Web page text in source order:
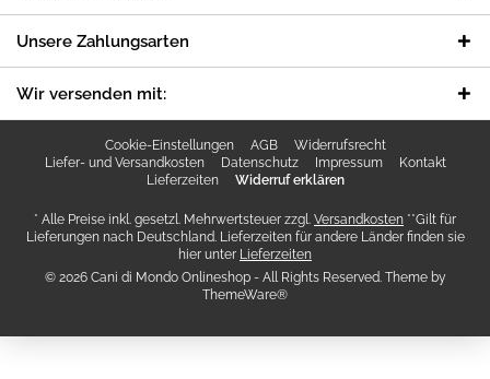
Unsere Zahlungsarten
Wir versenden mit:
Cookie-Einstellungen AGB
Widerrufsrecht
Liefer- und Versandkosten
Datenschutz Impressum
Kontakt
Lieferzeiten
Widerruf erklären
* Alle Preise inkl. gesetzl. Mehrwertsteuer zzgl. Versandkosten **Gilt für
Lieferungen nach Deutschland. Lieferzeiten für andere Länder finden sie
hier unter Lieferzeiten
© 2026 Cani di Mondo Onlineshop - All Rights Reserved. Theme by
ThemeWare®